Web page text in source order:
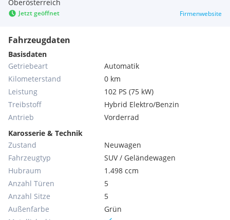
Oberösterreich
Jetzt geöffnet Firmenwebsite
Fahrzeugdaten
Basisdaten
Getriebeart
Automatik
Kilometerstand
0 km
Leistung
102 PS (75 kW)
Treibstoff
Hybrid Elektro/Benzin
Antrieb
Vorderrad
Karosserie & Technik
Zustand
Neuwagen
Fahrzeugtyp
SUV / Geländewagen
Hubraum
1.498 ccm
Anzahl Türen
5
Anzahl Sitze
5
Außenfarbe
Grün